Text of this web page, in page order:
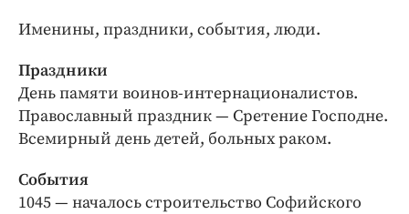
Культура
Недвижимость и ЖКХ
Образование
Общество
Погода
Праздники
Происшествия
Именины, праздники, события, люди.
Праздники
День памяти воинов-интернационалистов.
Православный праздник — Сретение Господне.
Всемирный день детей, больных раком.
События
1045 — началось строительство Софийского